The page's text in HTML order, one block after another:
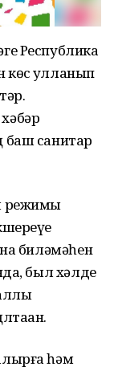
Республика
ҡулланып
баш санитар
режимы
биләмәһен
был хәлде
һәм